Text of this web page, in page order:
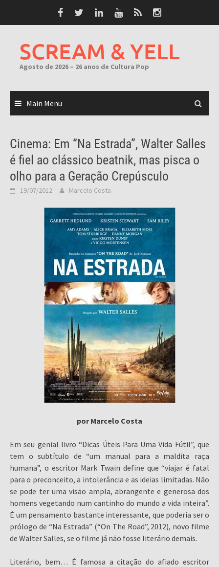
SCREAM & YELL
Agosto de 2026 – 26 anos de Cultura Pop
Main Menu
Cinema: Em “Na Estrada”, Walter Salles
é fiel ao clássico beatnik, mas pisca o
olho para a Geração Crepúsculo
19/07/2012 Marcelo Costa
por Marcelo Costa
Em seu genial livro “Dicas Úteis Para Uma Vida Fútil”, que
tem o subtítulo de “um manual para a maldita raça
humana”, o escritor Mark Twain define que “viajar é fatal
para o preconceito, a intolerância e as ideias limitadas. Não
se pode ter uma visão ampla, abrangente e generosa dos
homens vegetando num cantinho do mundo a vida inteira”.
É um pensamento bastante interessante, que poderia ser o
prólogo de “Na Estrada” (“On The Road”, 2012), novo filme
de Walter Salles, se o filme já não fosse literário demais.
Literário, bem… É famosa a citação do afiado escritor